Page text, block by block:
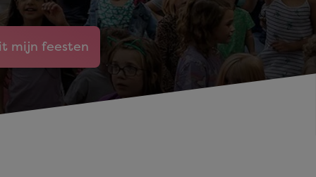
mijn feesten